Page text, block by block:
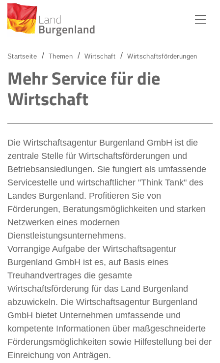
Startseite Themen Wirtschaft Wirtschaftsförderungen
Mehr Service für die
Wirtschaft
Die Wirtschaftsagentur Burgenland GmbH ist die
zentrale Stelle für Wirtschaftsförderungen und
Betriebsansiedlungen. Sie fungiert als umfassende
Servicestelle und wirtschaftlicher "Think Tank" des
Landes Burgenland. Profitieren Sie von
Förderungen, Beratungsmöglichkeiten und starken
Netzwerken eines modernen
Dienstleistungsunternehmens.
Vorrangige Aufgabe der Wirtschaftsagentur
Burgenland GmbH ist es, auf Basis eines
Treuhandvertrages die gesamte
Wirtschaftsförderung für das Land Burgenland
abzuwickeln. Die Wirtschaftsagentur Burgenland
GmbH bietet Unternehmen umfassende und
kompetente Informationen über maßgeschneiderte
Förderungsmöglichkeiten sowie Hilfestellung bei der
Einreichung von Anträgen.